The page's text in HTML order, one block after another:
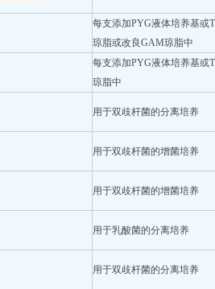
每支添加PYG液体培养基或
琼脂或改良GAM琼脂中
每支添加PYG液体培养基或
琼脂中
用于双歧杆菌的分离培养
用于双歧杆菌的增菌培养
用于双歧杆菌的增菌培养
用于乳酸菌的分离培养
用于双歧杆菌的分离培养